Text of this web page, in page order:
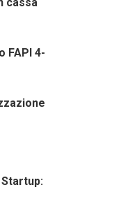
FAPI 4-